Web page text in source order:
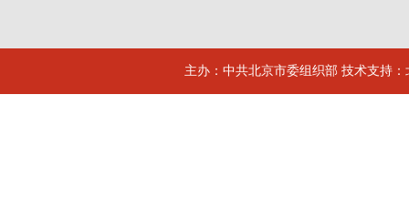
主办：中共北京市委组织部 技术支持